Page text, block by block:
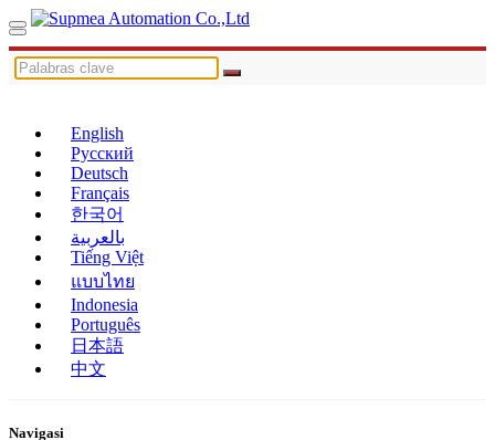
English
Русский
Deutsch
Français
한국어
بالعربية
Tiếng Việt
แบบไทย
Indonesia
Português
日本語
中文
Navigasi